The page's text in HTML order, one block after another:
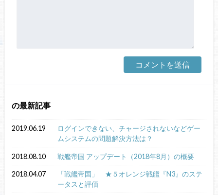
の最新記事
2019.06.19
ログインできない、チャージされないなどゲー
ムシステムの問題解決方法は？
2018.08.10 戦艦帝国 アップデート（2018年8月）の概要
2018.04.07
「戦艦帝国」 ★５オレンジ戦艦『N3』のステ
ータスと評価